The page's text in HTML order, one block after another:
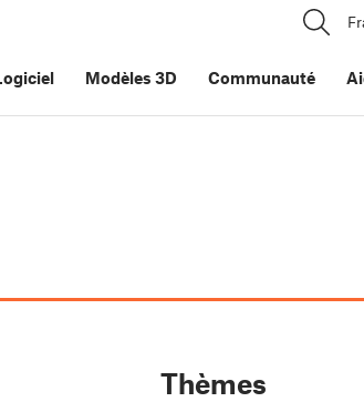
Modèles 3D Communauté
Thèmes